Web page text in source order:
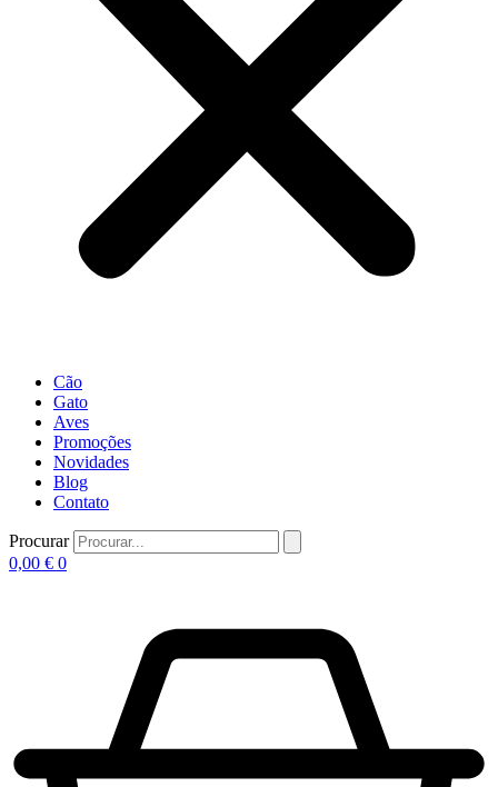
Cão
Gato
Aves
Promoções
Novidades
Blog
Contato
Procurar
0,00 € 0